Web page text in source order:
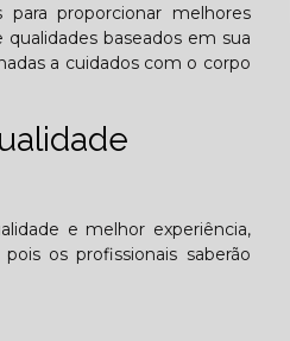
para proporcionar melhores
baseados em sua
a cuidados com o corpo
e melhor experiência,
os profissionais saberão